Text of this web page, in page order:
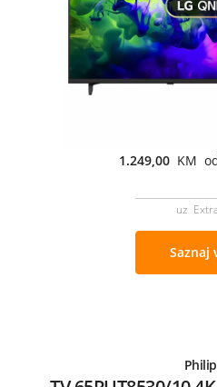
1.249,00 KM
uz
Saznaj